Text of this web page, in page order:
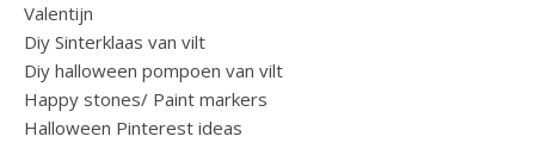
Valentijn
Diy Sinterklaas van vilt
Diy halloween pompoen van vilt
Happy stones/ Paint markers
Halloween Pinterest ideas